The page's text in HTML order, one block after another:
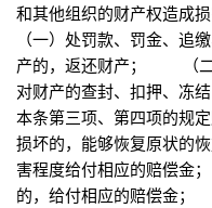
和其他组织的财产权造
（一）处罚款、罚金、追
产的，返还财产； （二
对财产的查封、扣押、冻
本条第三项、第四项的
损坏的，能够恢复原状的
害程度给付相应的赔偿
的，给付相应的赔偿金